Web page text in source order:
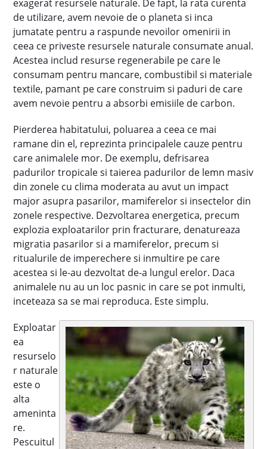
exagerat resursele naturale. De fapt, la rata curenta
de utilizare, avem nevoie de o planeta si inca
jumatate pentru a raspunde nevoilor omenirii in
ceea ce priveste resursele naturale consumate anual.
Acestea includ resurse regenerabile pe care le
consumam pentru mancare, combustibil si materiale
textile, pamant pe care construim si paduri de care
avem nevoie pentru a absorbi emisiile de carbon.
Pierderea habitatului, poluarea a ceea ce mai
ramane din el, reprezinta principalele cauze pentru
care animalele mor. De exemplu, defrisarea
padurilor tropicale si taierea padurilor de lemn masiv
din zonele cu clima moderata au avut un impact
major asupra pasarilor, mamiferelor si insectelor din
zonele respective. Dezvoltarea energetica, precum
explozia exploatarilor prin fracturare, denatureaza
migratia pasarilor si a mamiferelor, precum si
ritualurile de imperechere si inmultire pe care
acestea si le-au dezvoltat de-a lungul erelor. Daca
animalele nu au un loc pasnic in care se pot inmulti,
inceteaza sa se mai reproduca. Este simplu.
Exploatar
ea
resurselo
r naturale
este o
alta
ameninta
re.
Pescuitul